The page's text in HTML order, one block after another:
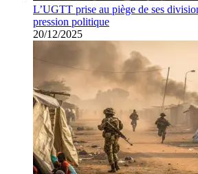
L’UGTT prise au piège de ses
pression politique
20/12/2025